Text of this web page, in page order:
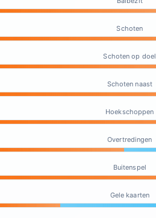
Schoten
Schoten op doel
Schoten naast
Hoekschoppen
Overtredingen
Buitenspel
Gele kaarten